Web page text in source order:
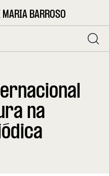
BARROSO
na